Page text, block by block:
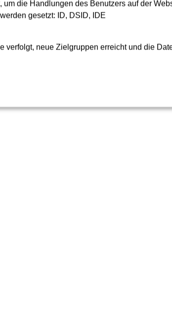
die Handlungen des Benutzers auf der
gesetzt: ID, DSID, IDE
verfolgt, neue Zielgruppen erreicht und die